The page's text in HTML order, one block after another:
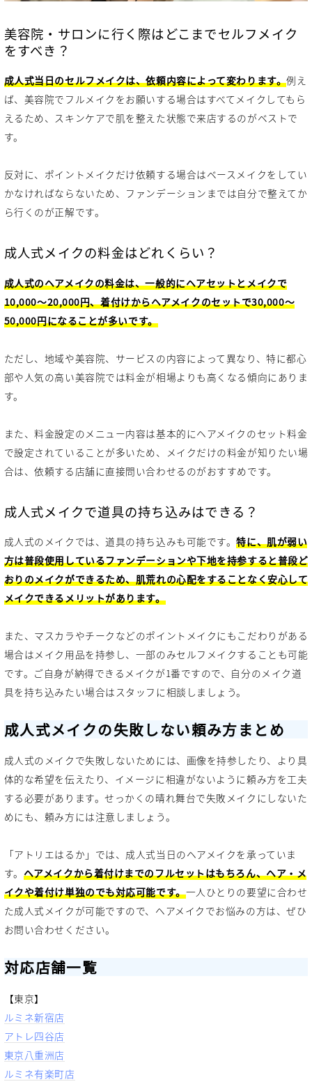
美容院・サロンに行く際はどこまでセルフメイク
をすべき？
成人式当日のセルフメイクは、依頼内容によって変わります。例え
ば、美容院でフルメイクをお願いする場合はすべてメイクしてもら
えるため、スキンケアで肌を整えた状態で来店するのがベストで
す。
反対に、ポイントメイクだけ依頼する場合はベースメイクをしてい
かなければならないため、ファンデーションまでは自分で整えてか
ら行くのが正解です。
成人式メイクの料金はどれくらい？
成人式のヘアメイクの料金は、一般的にヘアセットとメイクで
10,000〜20,000円、着付けからヘアメイクのセットで30,000〜
50,000円になることが多いです。
ただし、地域や美容院、サービスの内容によって異なり、特に都心
部や人気の高い美容院では料金が相場よりも高くなる傾向にありま
す。
また、料金設定のメニュー内容は基本的にヘアメイクのセット料金
で設定されていることが多いため、メイクだけの料金が知りたい場
合は、依頼する店舗に直接問い合わせるのがおすすめです。
成人式メイクで道具の持ち込みはできる？
成人式のメイクでは、道具の持ち込みも可能です。特に、肌が弱い
方は普段使用しているファンデーションや下地を持参すると普段ど
おりのメイクができるため、肌荒れの心配をすることなく安心して
メイクできるメリットがあります。
また、マスカラやチークなどのポイントメイクにもこだわりがある
場合はメイク用品を持参し、一部のみセルフメイクすることも可能
です。ご自身が納得できるメイクが1番ですので、自分のメイク道
具を持ち込みたい場合はスタッフに相談しましょう。
成人式メイクの失敗しない頼み方まとめ
成人式のメイクで失敗しないためには、画像を持参したり、より具
体的な希望を伝えたり、イメージに相違がないように頼み方を工夫
する必要があります。せっかくの晴れ舞台で失敗メイクにしないた
めにも、頼み方には注意しましょう。
「アトリエはるか」では、成人式当日のヘアメイクを承っていま
す。 ヘアメイクから着付けまでのフルセットはもちろん、ヘア・メ
イクや着付け単独のでも対応可能です。一人ひとりの要望に合わせ
た成人式メイクが可能ですので、ヘアメイクでお悩みの方は、ぜひ
お問い合わせください。
対応店舗一覧
【東京】
ルミネ新宿店
アトレ四谷店
東京八重洲店
ルミネ有楽町店